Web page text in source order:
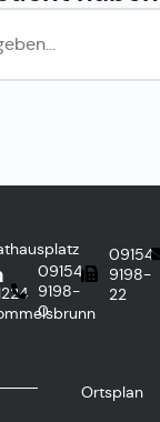
09154
9198-
0
09154
9198-
22
Ortsplan